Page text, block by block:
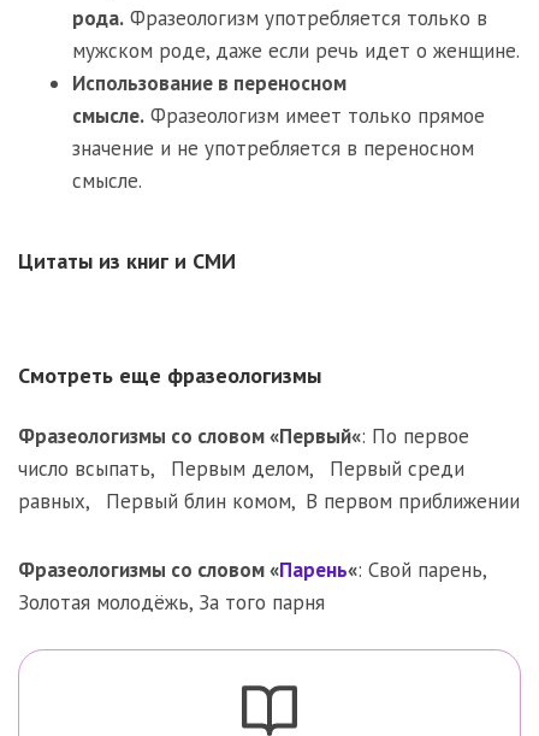
рода. Фразеологизм употребляется только в
мужском роде, даже если речь идет о женщине.
Использование в переносном
смысле. Фразеологизм имеет только прямое
значение и не употребляется в переносном
смысле.
Цитаты из книг и СМИ
Смотреть еще фразеологизмы
Фразеологизмы со словом «Первый«: По первое
число всыпать, Первым делом, Первый среди
равных, Первый блин комом, В первом приближении
Фразеологизмы со словом «Парень«: Свой парень,
Золотая молодёжь, За того парня